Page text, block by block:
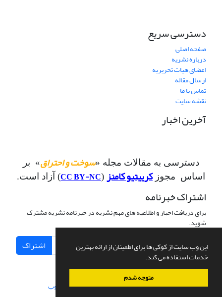
این وب سایت از کوکی ها برای اطمینان از ارائه بهترین
خدمات استفاده می کند.
متوجه شدم
دسترسی سریع
صفحه اصلی
درباره نشریه
اعضای هیات تحریریه
ارسال مقاله
تماس با ما
نقشه سایت
آخرین اخبار
دسترسی به مقالات مجله «سوخت و احتراق» بر
اساس مجوزکرییتیو کامنز (
CC BY-NC) آزاد است.
اشتراک خبرنامه
برای دریافت اخبار و اطلاعیه های مهم نشریه در خبرنامه نشریه مشترک
شوید.
اشتراک
سامانه مدیریت نشریات علمی.طراحی و پیاده سازی از سیناوب